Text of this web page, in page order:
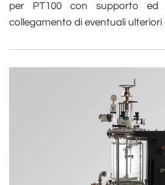
per PT100 con supporto ed
collegamento di eventuali ulteriori